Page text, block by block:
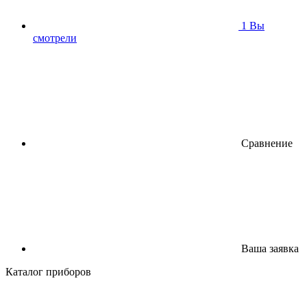
1 Вы
смотрели
Сравнение
Ваша заявка
Каталог приборов